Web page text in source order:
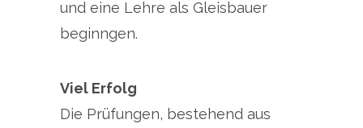
und eine Lehre als Gleisbauer
beginngen.
Viel Erfolg
Die Prüfungen, bestehend aus